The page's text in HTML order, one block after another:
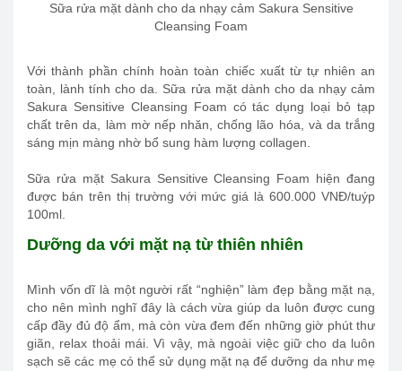
Sữa rửa mặt dành cho da nhạy cảm Sakura Sensitive
Cleansing Foam
Với thành phần chính hoàn toàn chiếc xuất từ tự nhiên an
toàn, lành tính cho da. Sữa rửa mặt dành cho da nhạy cảm
Sakura Sensitive Cleansing Foam có tác dụng loại bỏ tạp
chất trên da, làm mờ nếp nhăn, chống lão hóa, và da trắng
sáng mịn màng nhờ bổ sung hàm lượng collagen.
Sữa rửa mặt Sakura Sensitive Cleansing Foam hiện đang
được bán trên thị trường với mức giá là 600.000 VNĐ/tuýp
100ml.
Dưỡng da với mặt nạ từ thiên nhiên
Mình vốn dĩ là một người rất “nghiện” làm đẹp bằng mặt nạ,
cho nên mình nghĩ đây là cách vừa giúp da luôn được cung
cấp đầy đủ độ ẩm, mà còn vừa đem đến những giờ phút thư
giãn, relax thoải mái. Vì vậy, mà ngoài việc giữ cho da luôn
sạch sẽ các mẹ có thể sử dụng mặt nạ để dưỡng da như mẹ